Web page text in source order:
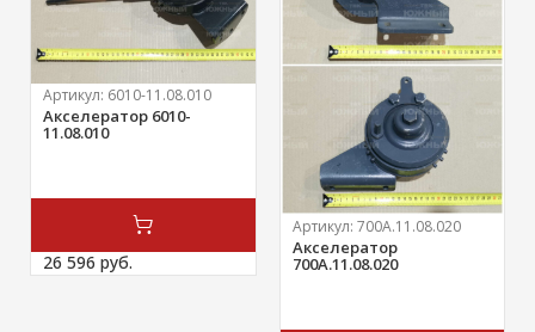
Артикул: 6010-11.08.010
Акселератор 6010-
11.08.010
26 596 руб.
Артикул: 700А.11.08.020
Акселератор
700А.11.08.020